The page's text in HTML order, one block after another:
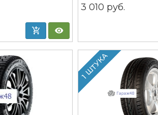
3 010 руб.
1 ШТУКА